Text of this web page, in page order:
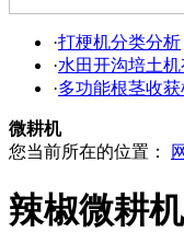
·打梗机分类分析
·水田开沟培土
·多功能根茎收
微耕机
您当前所在的位置：
辣椒微耕